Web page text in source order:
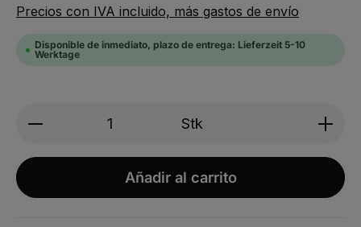
Precios con IVA incluido, más gastos de envío
Disponible de inmediato, plazo de entrega: Lieferzeit 5-10
Werktage
Produkt Anzahl: Gib den
Stk
Añadir al carrito